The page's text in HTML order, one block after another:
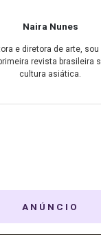
Naira Nunes
e diretora de arte, sou
revista brasileira
cultura asiática.
ANÚNCIO